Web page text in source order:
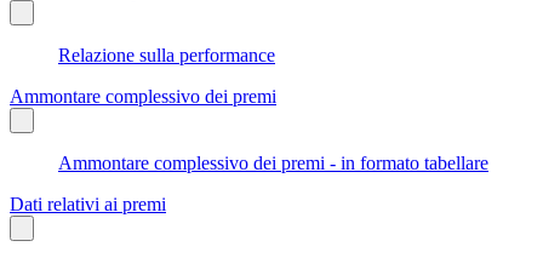
Relazione sulla performance
Ammontare complessivo dei premi
Ammontare complessivo dei premi - in formato tabellare
Dati relativi ai premi